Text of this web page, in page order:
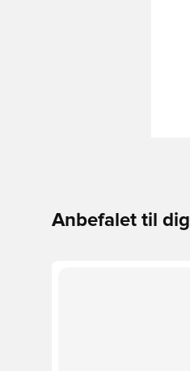
Anbefalet til dig